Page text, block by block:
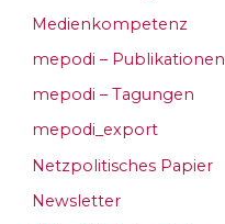
Medienkompetenz
mepodi – Publikationen
mepodi – Tagungen
mepodi_export
Netzpolitisches Papier
Newsletter